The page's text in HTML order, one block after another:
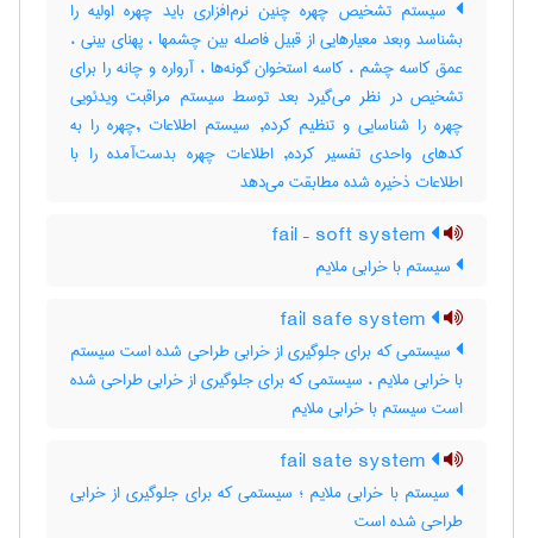
سیستم تشخیص چهره چنین نرم‌افزاری باید چهره اولیه را
بشناسد وبعد معیارهایی از قبیل فاصله بین چشمها ، پهنای بینی ،
عمق کاسه چشم ، کاسه استخوان گونه‌ها ، آرواره و چانه را برای
تشخیص در نظر می‌گیرد بعد توسط سیستم مراقبت ویدئویی
چهره را شناسایی و تنظیم کرده, سیستم اطلاعات ,چهره را به
کدهای واحدی تفسیر کرده, اطلاعات چهره بدست‌آمده را با
اطلاعات ذخیره شده مطابقت می‌دهد
سیستم با خرابی ملایم
سیستمی که برای جلوگیری از خرابی طراحی شده است سیستم
با خرابی ملایم ، سیستمی که برای جلوگیری از خرابی طراحی شده
است سیستم با خرابی ملایم
سیستم با خرابی ملایم ؛ سیستمی که برای جلوگیری از خرابی
طراحی شده است